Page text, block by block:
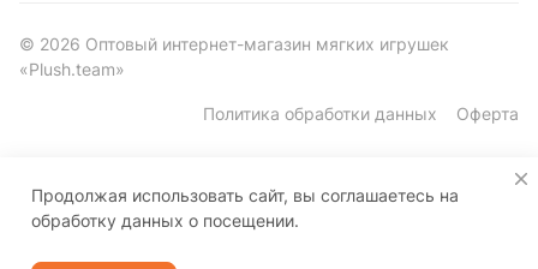
© 2026 Оптовый интернет-магазин мягких игрушек
«Plush.team»
Политика обработки данных Оферта
Продолжая использовать сайт, вы соглашаетесь на
обработку данных о посещении.